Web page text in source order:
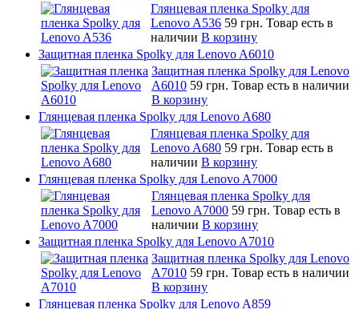
Глянцевая пленка Spolky для
Lenovo A536 59 грн. Товар есть в
наличии В корзину
Защитная пленка Spolky для Lenovo A6010
Защитная пленка Spolky для Lenovo
A6010 59 грн. Товар есть в наличии
В корзину
Глянцевая пленка Spolky для Lenovo A680
Глянцевая пленка Spolky для
Lenovo A680 59 грн. Товар есть в
наличии В корзину
Глянцевая пленка Spolky для Lenovo A7000
Глянцевая пленка Spolky для
Lenovo A7000 59 грн. Товар есть в
наличии В корзину
Защитная пленка Spolky для Lenovo A7010
Защитная пленка Spolky для Lenovo
A7010 59 грн. Товар есть в наличии
В корзину
Глянцевая пленка Spolky для Lenovo A859